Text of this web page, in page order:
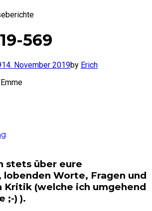
569
14. November 2019by Erich
stets über eure
lobenden Worte, Fragen und
Kritik (welche ich umgehend
;-) ).